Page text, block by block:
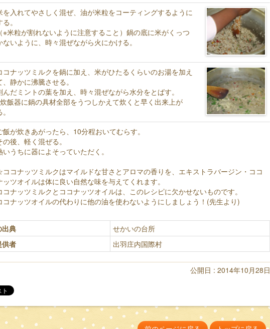
を入れてやさしく混ぜ、油が米粒をコーティングするように
。
（※米粒が割れないように注意すること）鍋の底に米がくっつ
ないように、時々混ぜながら火にかける。
コナッツミルクを鍋に加え、米がひたるくらいのお湯を加え
、静かに沸騰させる。
んだミントの葉を加え、時々混ぜながら水分をとばす。
飯器に鍋の具材全部をうつしかえて炊くと早く出来上が
飯が炊きあがったら、10分程おいてむらす。
の後、軽く混ぜる。
いうちに器によそっていただく。
コナッツミルクはマイルドな甘さとアロマの香りを、エキストラバージン・ココ
ッツオイルは体に良い自然な味を与えてくれます。
コナッツミルクとココナッツオイルは、このレシピに欠かせないものです。
コナッツオイルの代わりに他の油を使わないようにしましょう！(先生より)
出典
せかいの台所
供者
出羽庄内国際村
公開日 : 2014年10月28日